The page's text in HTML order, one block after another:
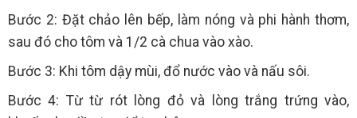
Bước 2: Đặt chảo lên bếp, làm nóng và phi hành thơm,
sau đó cho tôm và 1/2 cà chua vào xào.
Bước 3: Khi tôm dậy mùi, đổ nước vào và nấu sôi.
Bước 4: Từ từ rót lòng đỏ và lòng trắng trứng vào,